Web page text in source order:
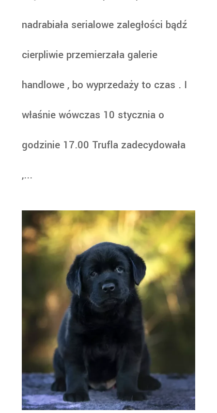
nadrabiała serialowe zaległości bądź
cierpliwie przemierzała galerie
handlowe , bo wyprzedaży to czas . I
właśnie wówczas 10 stycznia o
godzinie 17.00 Trufla zadecydowała
,...